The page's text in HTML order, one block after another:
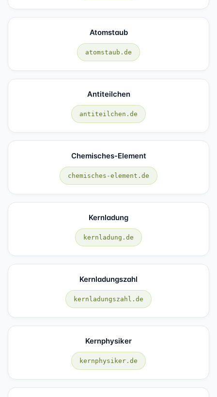
Atomstaub
atomstaub.de
Antiteilchen
antiteilchen.de
Chemisches-Element
chemisches-element.de
Kernladung
kernladung.de
Kernladungszahl
kernladungszahl.de
Kernphysiker
kernphysiker.de